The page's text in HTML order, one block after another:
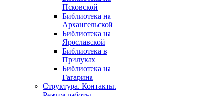
Псковской
Библиотека на
Архангельской
Библиотека на
Ярославской
Библиотека в
Прилуках
Библиотека на
Гагарина
Структура. Контакты.